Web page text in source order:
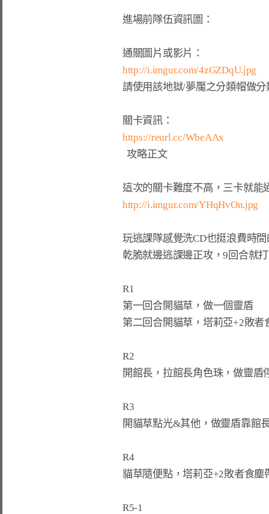
進場前隊伍資訊圖：
http://i.imgur.com/4zGZDqU.jpg
請使用該地獄/夢魘之分類帽做分
https://reurl.cc/WbeAAx
  攻略正文
http://i.imgur.com/YHqHvOn.jpg
玩逃課隊感覺洗CD也挺浪費時間
乾脆就邊逃課邊正攻，9回合就
R1
第一回合開貓草，做一個靈盾
第二回合開貓草，塔莉亞+2敗者
R2
開館長，拉館長角色珠，做靈盾
R3
開貓草點光&其他，做靈盾靠館
R4
貓草隨便點，塔莉亞+2敗者食塵
R5-1